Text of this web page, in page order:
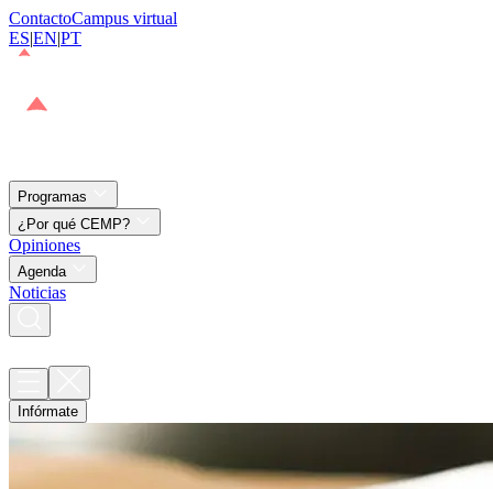
ContactoCampus virtual
ES|EN|PT
Programas
¿Por qué CEMP?
Opiniones
Agenda
Noticias
Infórmate